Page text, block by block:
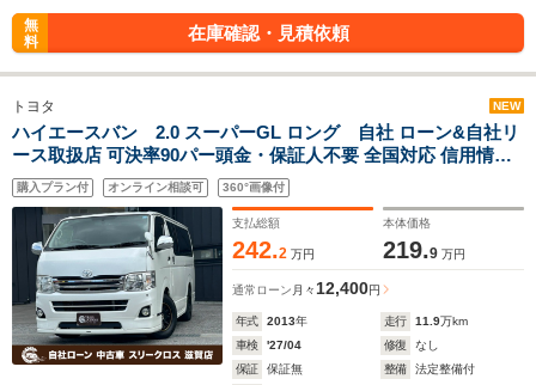
無
料
在庫確認・見積依頼
トヨタ NEW
ハイエースバン 2.0 スーパーGL ロング 自社 ローン&自社リ
ース取扱店 可決率90パー頭金・保証人不要 全国対応 信用情報
回復 新車自社 ローン 高 級車 自社 ローン(残価設定可) 自営業
OK 最大120回払い ローン 相 談 窓口 自社大型整備工場 仮審査
購入プラン付 オンライン相談可 360°画像付
支払総額
242.2 万円
本体価格
219.9 万円
通常ローン 月々 12,400円
年式 2013年 走行 11.9万km
車検
'27/04 修復
なし
保証
保証無 整備
法定整備付